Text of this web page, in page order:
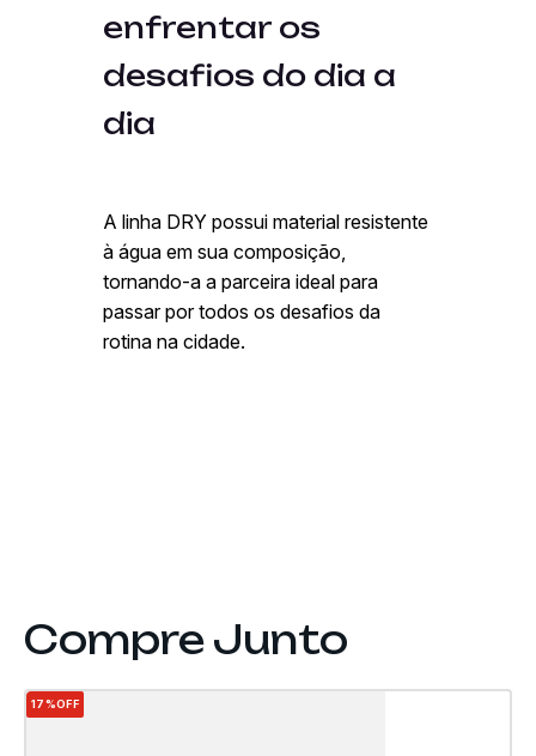
enfrentar os
desafios do dia a
dia
A linha DRY possui material resistente
à água em sua composição,
tornando-a a parceira ideal para
passar por todos os desafios da
rotina na cidade.
17%OFF